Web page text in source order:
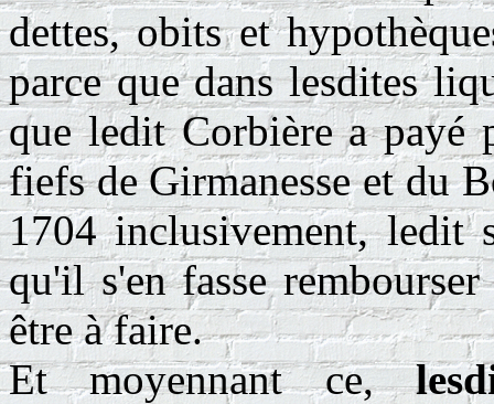
dettes, obits et
parce que dans lesdites
que ledit Corbière a payé
fiefs de Girmanesse et du
1704 inclusivement, ledit
qu'il s'en fasse
être à faire.
Et moyennant ce,